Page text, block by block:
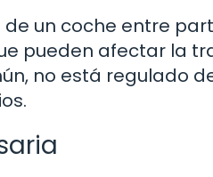
un coche entre
pueden afectar la
no está regulado